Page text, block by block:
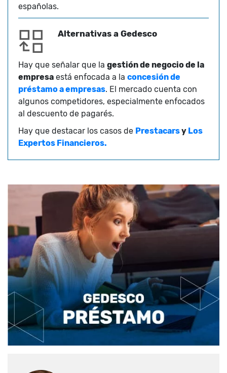
españolas.
Alternativas a Gedesco
Hay que señalar que la gestión de negocio de la
empresa está enfocada a la concesión de
préstamo a empresas. El mercado cuenta con
algunos competidores, especialmente enfocados
al descuento de pagarés.
Hay que destacar los casos de Prestacarsy Los
Expertos Financieros.